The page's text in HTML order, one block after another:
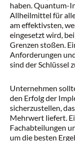
haben. Quantum-
Allheilmittel für
am effektivsten,
eingesetzt wird,
Grenzen stoßen.
Anforderungen
sind der Schlüssel
Unternehmen
den Erfolg der
sicherzustellen,
Mehrwert liefert.
Fachabteilungen
um die besten